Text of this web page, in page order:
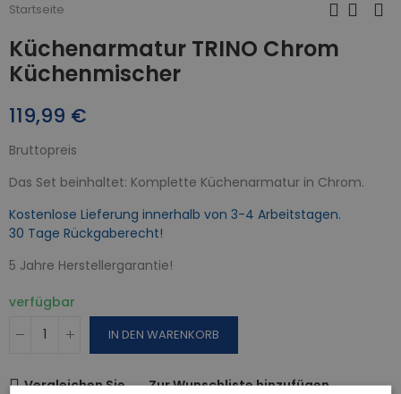
Startseite
Küchenarmatur TRINO Chrom
Küchenmischer
119,99 €
Bruttopreis
Das Set beinhaltet: Komplette Küchenarmatur in Chrom.
Kostenlose Lieferung innerhalb von 3-4 Arbeitstagen.
30 Tage Rückgaberecht!
5 Jahre Herstellergarantie!
verfügbar
IN DEN WARENKORB
Vergleichen Sie Zur Wunschliste hinzufügen